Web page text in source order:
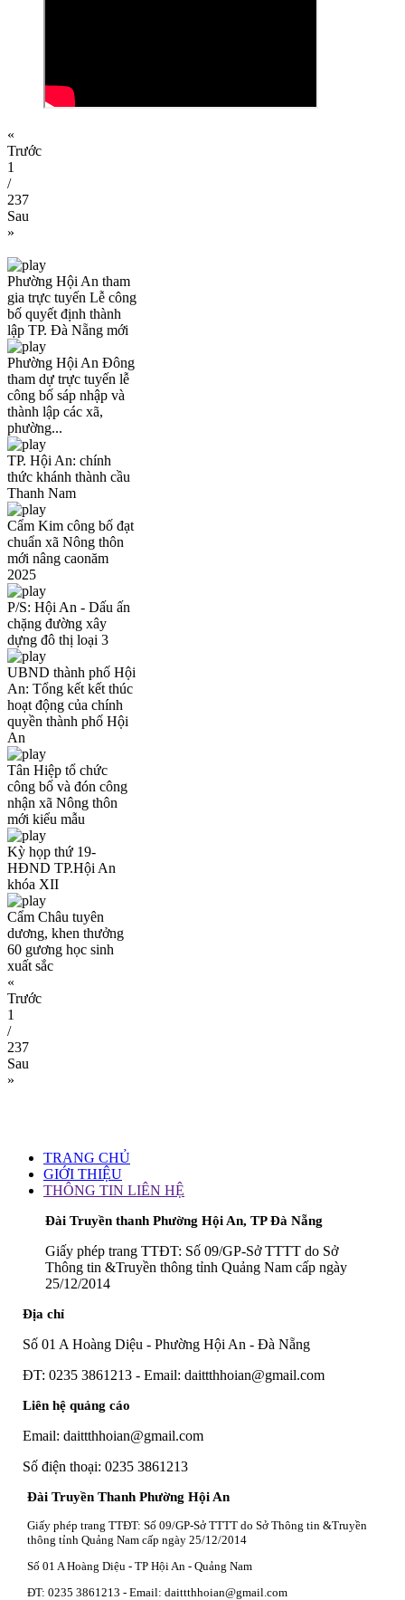
«
Trước
1
/
237
Sau
»
Phường Hội An tham
gia trực tuyến Lễ công
bố quyết định thành
lập TP. Đà Nẵng mới
Phường Hội An Đông
tham dự trực tuyến lễ
công bố sáp nhập và
thành lập các xã,
phường...
TP. Hội An: chính
thức khánh thành cầu
Thanh Nam
Cẩm Kim công bố đạt
chuẩn xã Nông thôn
mới nâng caonăm
2025
P/S: Hội An - Dấu ấn
chặng đường xây
dựng đô thị loại 3
UBND thành phố Hội
An: Tổng kết kết thúc
hoạt động của chính
quyền thành phố Hội
An
Tân Hiệp tổ chức
công bố và đón công
nhận xã Nông thôn
mới kiểu mẫu
Kỳ họp thứ 19-
HĐND TP.Hội An
khóa XII
Cẩm Châu tuyên
dương, khen thưởng
60 gương học sinh
xuất sắc
«
Trước
1
/
237
Sau
»
TRANG CHỦ
GIỚI THIỆU
THÔNG TIN LIÊN HỆ
Đài Truyền thanh Phường Hội An, TP Đà Nẵng
Giấy phép trang TTĐT: Số 09/GP-Sở TTTT do Sở
Thông tin &Truyền thông tỉnh Quảng Nam cấp ngày
25/12/2014
Địa chỉ
Số 01 A Hoàng Diệu - Phường Hội An - Đà Nẵng
ĐT: 0235 3861213 - Email: daittthhoian@gmail.com
Liên hệ quảng cáo
Email: daittthhoian@gmail.com
Số điện thoại: 0235 3861213
Đài Truyền Thanh Phường Hội An
Giấy phép trang TTĐT: Số 09/GP-Sở TTTT do Sở Thông tin &Truyền
thông tỉnh Quảng Nam cấp ngày 25/12/2014
Số 01 A Hoàng Diệu - TP Hội An - Quảng Nam
ĐT: 0235 3861213 - Email: daittthhoian@gmail.com